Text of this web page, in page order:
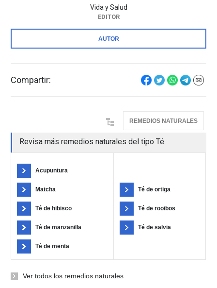
Vida y Salud
EDITOR
AUTOR
Compartir:
REMEDIOS NATURALES
Revisa más remedios naturales del tipo Té
Acupuntura
Matcha
Té de hibisco
Té de manzanilla
Té de menta
Té de ortiga
Té de rooibos
Té de salvia
Ver todos los remedios naturales